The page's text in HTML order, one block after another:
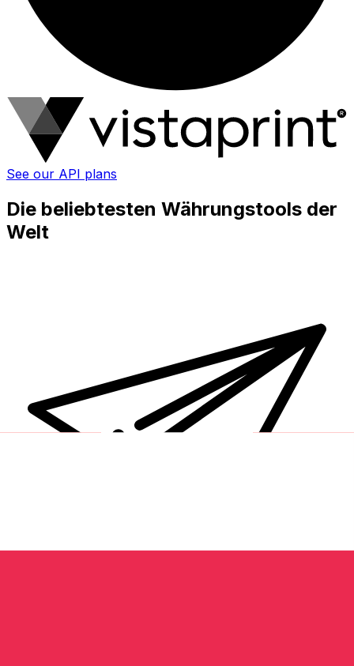
See our API plans
Die beliebtesten Währungstools der
Welt